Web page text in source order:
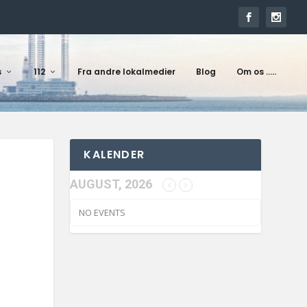
112 Fra andre lokalmedier Blog Om os …..
KALENDER
AUGUST, 2026
NO EVENTS